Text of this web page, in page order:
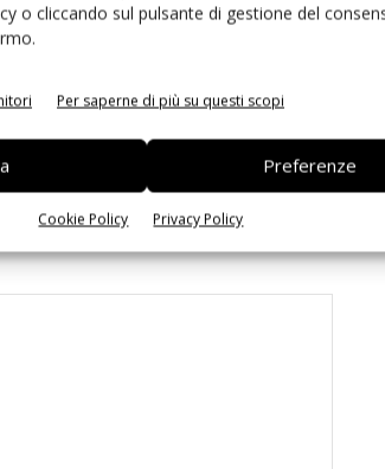
o cliccando sul pulsante di gestione del
Per saperne di più su questi scopi
Preferenze
Cookie Policy Privacy Policy
Siemens e NVIDIA insieme sull’IA